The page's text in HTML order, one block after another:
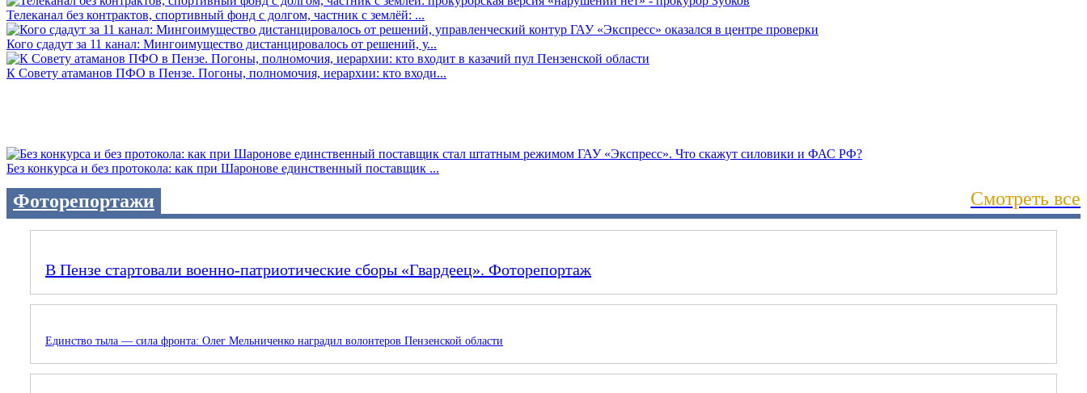
Телеканал без контрактов, спортивный фонд с долгом, частник с землёй: ...
Кого сдадут за 11 канал: Мингоимущество дистанцировалось от решений, у...
К Совету атаманов ПФО в Пензе. Погоны, полномочия, иерархии: кто входи...
Без конкурса и без протокола: как при Шаронове единственный поставщик ...
Фоторепортажи Смотреть все
В Пензе стартовали военно-патриотические сборы «Гвардеец». Фоторепортаж
Единство тыла — сила фронта: Олег Мельниченко наградил волонтеров Пензенской области